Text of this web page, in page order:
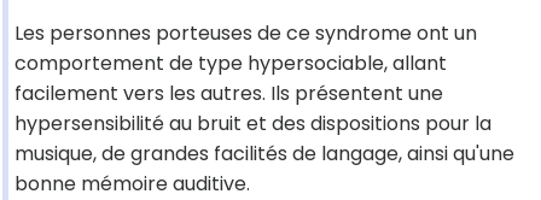
Les personnes porteuses de ce syndrome ont un
comportement de type hypersociable, allant
facilement vers les autres. Ils présentent une
hypersensibilité au bruit et des dispositions pour la
musique, de grandes facilités de langage, ainsi qu'une
bonne mémoire auditive.